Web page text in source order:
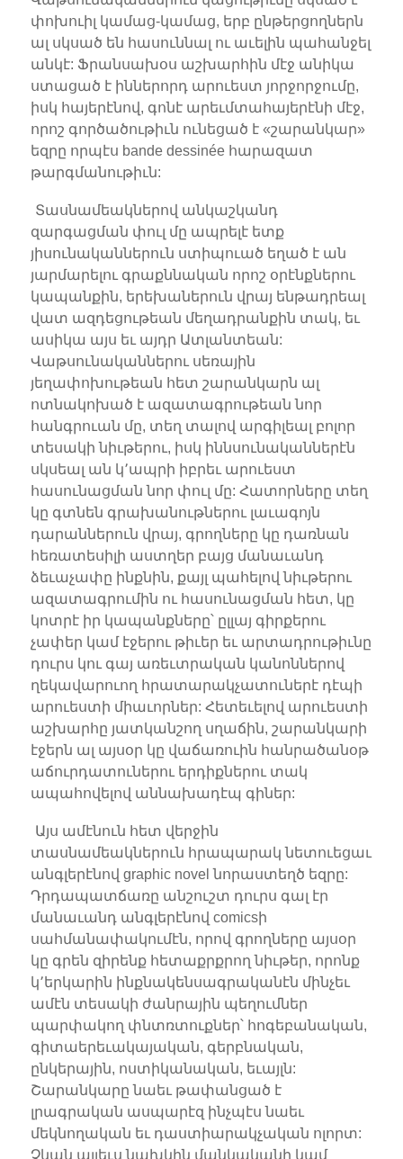
փոխուիլ կամաց-կամաց, երբ ընթերցողներն
ալ սկսած են հասուննալ ու աւելին պահանջել
անկէ: Ֆրանսախօս աշխարհին մէջ անիկա
ստացած է իններորդ արուեստ յորջորջումը,
իսկ հայերէնով, գոնէ արեւմտահայերէնի մէջ,
որոշ գործածութիւն ունեցած է «շարանկար»
եզրը որպէս bande dessinée հարազատ
թարգմանութիւն:
Տասնամեակներով անկաշկանդ
զարգացման փուլ մը ապրելէ ետք
յիսունականներուն ստիպուած եղած է ան
յարմարելու գրաքննական որոշ օրէնքներու
կապանքին, երեխաներուն վրայ ենթադրեալ
վատ ազդեցութեան մեղադրանքին տակ, եւ
ասիկա այս եւ այդր Ատլանտեան:
Վաթսունականներու սեռային
յեղափոխութեան հետ շարանկարն ալ
ոտնակոխած է ազատագրութեան նոր
հանգրուան մը, տեղ տալով արգիլեալ բոլոր
տեսակի նիւթերու, իսկ իննսունականներէն
սկսեալ ան կ՚ապրի իբրեւ արուեստ
հասունացման նոր փուլ մը: Հատորները տեղ
կը գտնեն գրախանութներու լաւագոյն
դարաններուն վրայ, գրողները կը դառնան
հեռատեսիլի աստղեր բայց մանաւանդ
ձեւաչափը ինքնին, քայլ պահելով նիւթերու
ազատագրումին ու հասունացման հետ, կը
կոտրէ իր կապանքները՝ ըլլայ գիրքերու
չափեր կամ էջերու թիւեր եւ արտադրութիւնը
դուրս կու գայ առեւտրական կանոններով
ղեկավարուող հրատարակչատուներէ դէպի
արուեստի միաւորներ: Հետեւելով արուեստի
աշխարհը յատկանշող սղաճին, շարանկարի
էջերն ալ այսօր կը վաճառուին հանրածանօթ
աճուրդատուներու երդիքներու տակ
ապահովելով աննախադէպ գիներ:
Այս ամէնուն հետ վերջին
տասնամեակներուն հրապարակ նետուեցաւ
անգլերէնով graphic novel նորաստեղծ եզրը:
Դրդապատճառը անշուշտ դուրս գալ էր
մանաւանդ անգլերէնով comicsի
սահմանափակումէն, որով գրողները այսօր
կը գրեն զիրենք հետաքրքրող նիւթեր, որոնք
կ՚երկարին ինքնակենսագրականէն մինչեւ
ամէն տեսակի ժանրային պեղումներ
պարփակող փնտռտուքներ՝ հոգեբանական,
գիտաերեւակայական, գերբնական,
ընկերային, ոստիկանական, եւայլն:
Շարանկարը նաեւ թափանցած է
լրագրական ասպարէզ ինչպէս նաեւ
մեկնողական եւ դաստիարակչական ոլորտ:
Չկան այլեւս նախկին մանկականի կամ